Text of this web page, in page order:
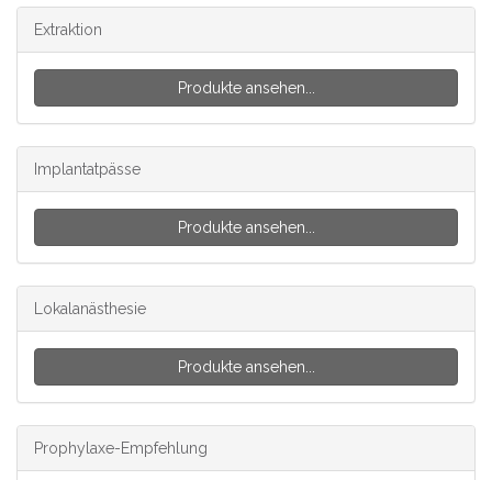
Extraktion
Produkte ansehen...
Implantatpässe
Produkte ansehen...
Lokalanästhesie
Produkte ansehen...
Prophylaxe-Empfehlung